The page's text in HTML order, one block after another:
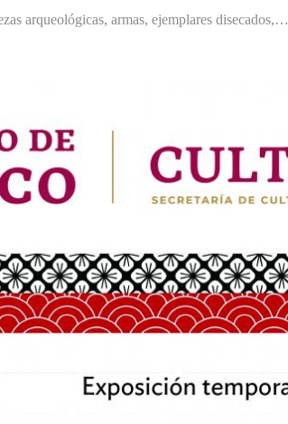
arqueológicas, armas, ejemplares disecados,…